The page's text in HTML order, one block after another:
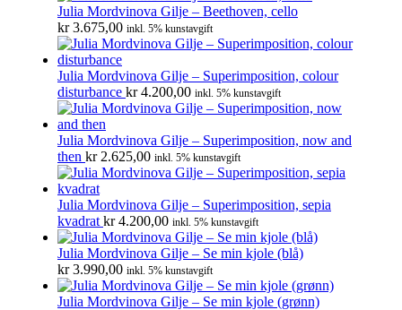
Julia Mordvinova Gilje – Beethoven, cello
kr3.675,00 inkl. 5% kunstavgift
Julia Mordvinova Gilje – Superimposition, colour
disturbance kr4.200,00 inkl. 5% kunstavgift
Julia Mordvinova Gilje – Superimposition, now and
then kr2.625,00 inkl. 5% kunstavgift
Julia Mordvinova Gilje – Superimposition, sepia
kvadrat kr4.200,00 inkl. 5% kunstavgift
Julia Mordvinova Gilje – Se min kjole (blå)
kr3.990,00 inkl. 5% kunstavgift
Julia Mordvinova Gilje – Se min kjole (grønn)